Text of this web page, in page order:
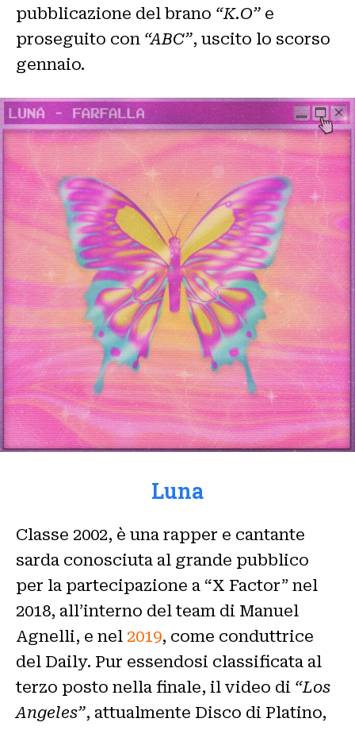
pubblicazione del brano “K.O” e
proseguito con “ABC”, uscito lo scorso
gennaio.
Luna
Classe 2002, è una rapper e cantante
sarda conosciuta al grande pubblico
per la partecipazione a “X Factor” nel
2018, all’interno del team di Manuel
Agnelli, e nel 2019, come conduttrice
del Daily. Pur essendosi classificata al
terzo posto nella finale, il video di “Los
Angeles”, attualmente Disco di Platino,